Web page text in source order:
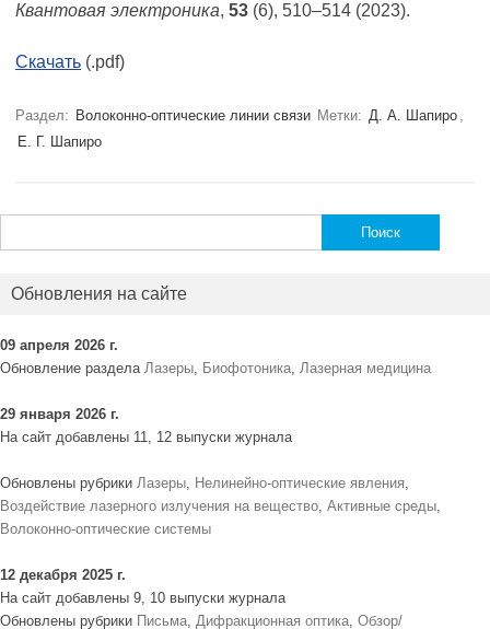
Квантовая электроника, 53 (6), 510–514 (2023).
Скачать (.pdf)
Раздел: Волоконно-оптические линии связи Метки: Д. А. Шапиро ,
Е. Г. Шапиро
Обновления на сайте
09 апреля 2026 г.
Обновление раздела Лазеры, Биофотоника, Лазерная медицина
29 января 2026 г.
На сайт добавлены 11, 12 выпуски журнала
Обновлены рубрики Лазеры, Нелинейно-оптические явления,
Воздействие лазерного излучения на вещество, Активные среды,
Волоконно-оптические системы
12 декабря 2025 г.
На сайт добавлены 9, 10 выпуски журнала
Обновлены рубрики Письма, Дифракционная оптика, Обзор/